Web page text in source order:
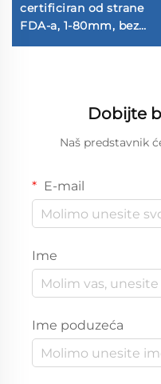
certificiran od strane
FDA-a, 1-80mm, bez
BPA, fleksibilan, za
Dobijte
Naš predstavnik
E-mail
Ime
Ime poduzeća